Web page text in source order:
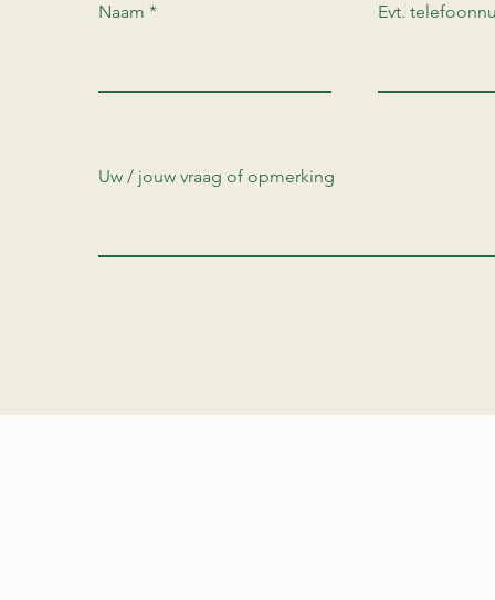
Naam Evt.
Uw / jouw vraag of opmerking